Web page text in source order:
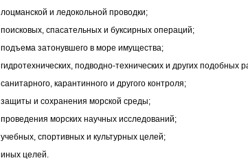
лоцманской и ледокольной проводки;
поисковых, спасательных и буксирных операций;
подъема затонувшего в море имущества;
гидротехнических, подводно-технических и других подобных
санитарного, карантинного и другого контроля;
защиты и сохранения морской среды;
проведения морских научных исследований;
учебных, спортивных и культурных целей;
иных целей.